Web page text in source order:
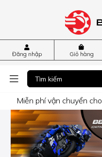
Đăng nhập Giỏ hàng
Miễn phí vận chuyển